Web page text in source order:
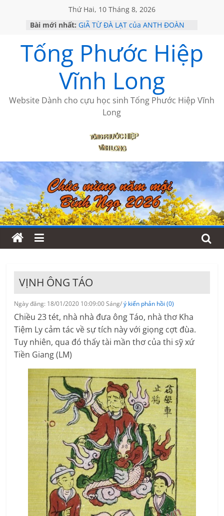
Thứ Hai, 10 Tháng 8, 2026
Bài mới nhất: GIÃ TỪ ĐÀ LẠT của ANTH ĐOÀN
KHÔNG ĐỀ 20 CỦA THÁI LÃO
KHÔNG ĐỀ 19 CỦA THÁI LÃO
CHÙM THƠ CỦA BÍCH HÀ
Tống Phước Hiệp
Vĩnh Long
Website Dành cho cựu học sinh Tống Phước Hiệp Vĩnh
Long
VỊNH ÔNG TÁO
Ngày đăng: 18/01/2020 10:09:00 Sáng/ý kiến phản hồi (0)
Chiều 23 tét, nhà nhà đưa ông Táo, nhà thơ Kha
Tiệm Ly cảm tác về sự tích này với giọng cợt đùa.
Tuy nhiên, qua đó thấy tài mần thơ của thi sỹ xứ
Tiền Giang (LM)